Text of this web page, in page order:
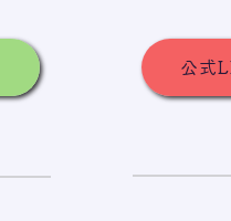
公式